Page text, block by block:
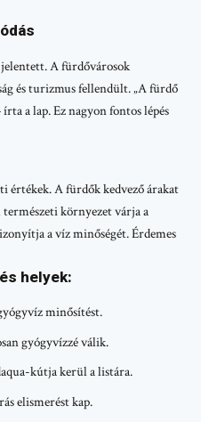
A fürdővárosok
és turizmus fellendült. „A fürdő
a lap. Ez nagyon fontos lépés
értékek. A fürdők kedvező árakat
környezet várja a
a víz minőségét. Érdemes
helyek:
minősítést.
gyógyvízzé válik.
kútja kerül a listára.
elismerést kap.